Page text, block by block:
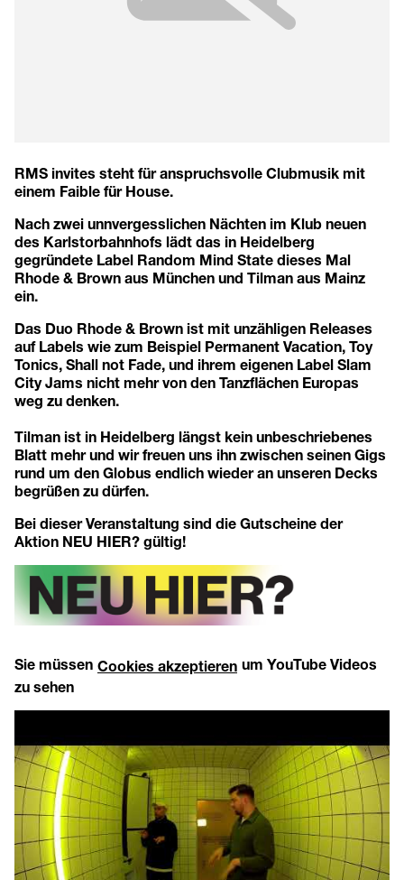
RMS invites steht für anspruchsvolle Clubmusik mit
einem Faible für House.
Nach zwei unnvergesslichen Nächten im Klub neuen
des Karlstorbahnhofs lädt das in Heidelberg
gegründete Label Random Mind State dieses Mal
Rhode & Brown aus München und Tilman aus Mainz
ein.
Das Duo Rhode & Brown ist mit unzähligen Releases
auf Labels wie zum Beispiel Permanent Vacation, Toy
Tonics, Shall not Fade, und ihrem eigenen Label Slam
City Jams nicht mehr von den Tanzflächen Europas
weg zu denken.
Tilman ist in Heidelberg längst kein unbeschriebenes
Blatt mehr und wir freuen uns ihn zwischen seinen Gigs
rund um den Globus endlich wieder an unseren Decks
begrüßen zu dürfen.
Bei dieser Veranstaltung sind die Gutscheine der
Aktion NEU HIER? gültig!
Sie müssen Cookies akzeptieren um YouTube Videos
zu sehen